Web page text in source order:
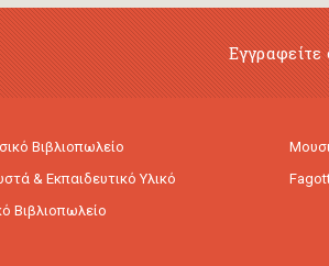
Βιβλιοπωλείο
& Εκπαιδευτικό Υλικό
Βιβλιοπωλείο